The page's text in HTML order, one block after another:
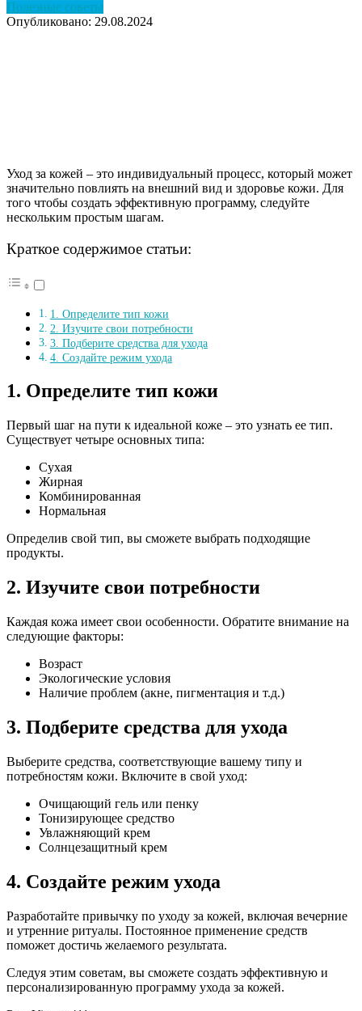
Полезные советы
Опубликовано: 29.08.2024
Уход за кожей – это индивидуальный процесс, который может
значительно повлиять на внешний вид и здоровье кожи. Для
того чтобы создать эффективную программу, следуйте
нескольким простым шагам.
Краткое содержимое статьи:
1. Определите тип кожи
2. Изучите свои потребности
3. Подберите средства для ухода
4. Создайте режим ухода
1. Определите тип кожи
Первый шаг на пути к идеальной коже – это узнать ее тип.
Существует четыре основных типа:
Сухая
Жирная
Комбинированная
Нормальная
Определив свой тип, вы сможете выбрать подходящие
продукты.
2. Изучите свои потребности
Каждая кожа имеет свои особенности. Обратите внимание на
следующие факторы:
Возраст
Экологические условия
Наличие проблем (акне, пигментация и т.д.)
3. Подберите средства для ухода
Выберите средства, соответствующие вашему типу и
потребностям кожи. Включите в свой уход:
Очищающий гель или пенку
Тонизирующее средство
Увлажняющий крем
Солнцезащитный крем
4. Создайте режим ухода
Разработайте привычку по уходу за кожей, включая вечерние
и утренние ритуалы. Постоянное применение средств
поможет достичь желаемого результата.
Следуя этим советам, вы сможете создать эффективную и
персонализированную программу ухода за кожей.